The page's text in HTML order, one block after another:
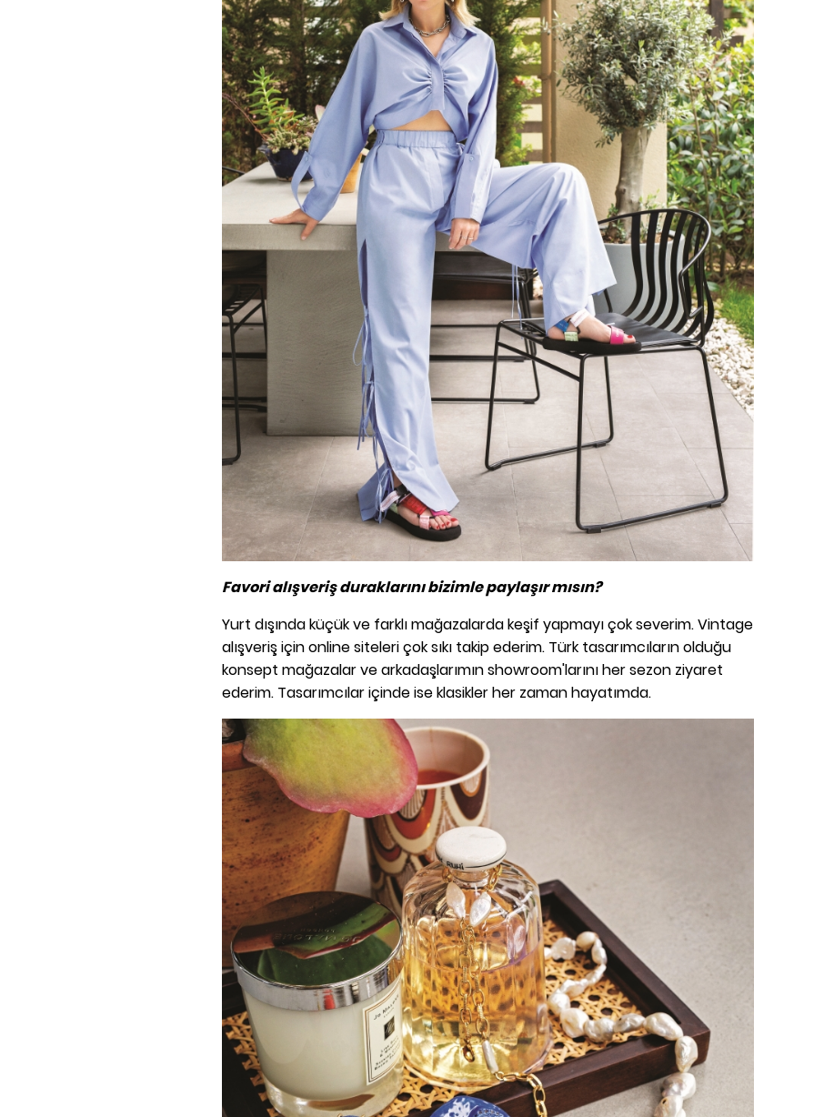
Favori alışveriş duraklarını bizimle paylaşır mısın?
Yurt dışında küçük ve farklı mağazalarda keşif yapmayı çok severim. Vintage
alışveriş için online siteleri çok sıkı takip ederim. Türk tasarımcıların olduğu
konsept mağazalar ve arkadaşlarımın showroom'larını her sezon ziyaret
ederim. Tasarımcılar içinde ise klasikler her zaman hayatımda.